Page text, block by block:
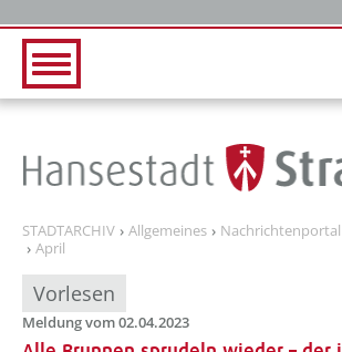
STADTARCHIV Allgemeines Nachrichtenportal
April
Vorlesen
Meldung vom 02.04.2023